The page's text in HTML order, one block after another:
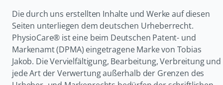
Die durch uns erstellten Inhalte und Werke auf diesen
Seiten unterliegen dem deutschen Urheberrecht.
PhysioCare® ist eine beim Deutschen Patent- und
Markenamt (DPMA) eingetragene Marke von Tobias
Jakob. Die Vervielfältigung, Bearbeitung, Verbreitung und
jede Art der Verwertung außerhalb der Grenzen des